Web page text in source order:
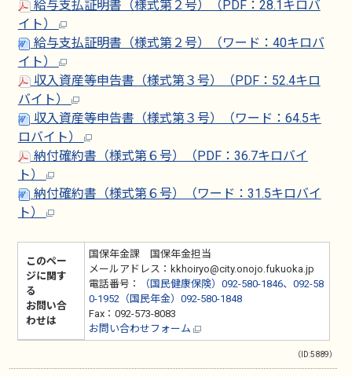
給与支払証明書（様式第２号）（PDF：28.1キロバ
イト）
給与支払証明書（様式第２号）（ワード：40キロバ
イト）
収入資産等申告書（様式第３号）（PDF：52.4キロ
バイト）
収入資産等申告書（様式第３号）（ワード：64.5キ
ロバイト）
納付確約書（様式第６号）（PDF：36.7キロバイ
ト）
納付確約書（様式第６号）（ワード：31.5キロバイ
ト）
このペー
ジに関す
る
お問い合
わせは
国保年金課 国保年金担当
メールアドレス：kkhoiryo@city.onojo.fukuoka.jp
電話番号：
（国民健康保険）092-580-1846、092-58
0-1952（国民年金）092-580-1848
Fax：092-573-8083
お問い合わせフォーム
（ID:5889）